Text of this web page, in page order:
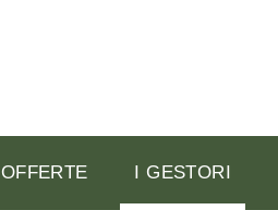
OFFERTE I GESTORI